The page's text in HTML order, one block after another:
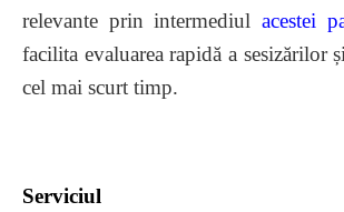
relevante prin intermediul acestei
facilita evaluarea rapidă a sesizărilor
cel mai scurt timp.
Serviciul